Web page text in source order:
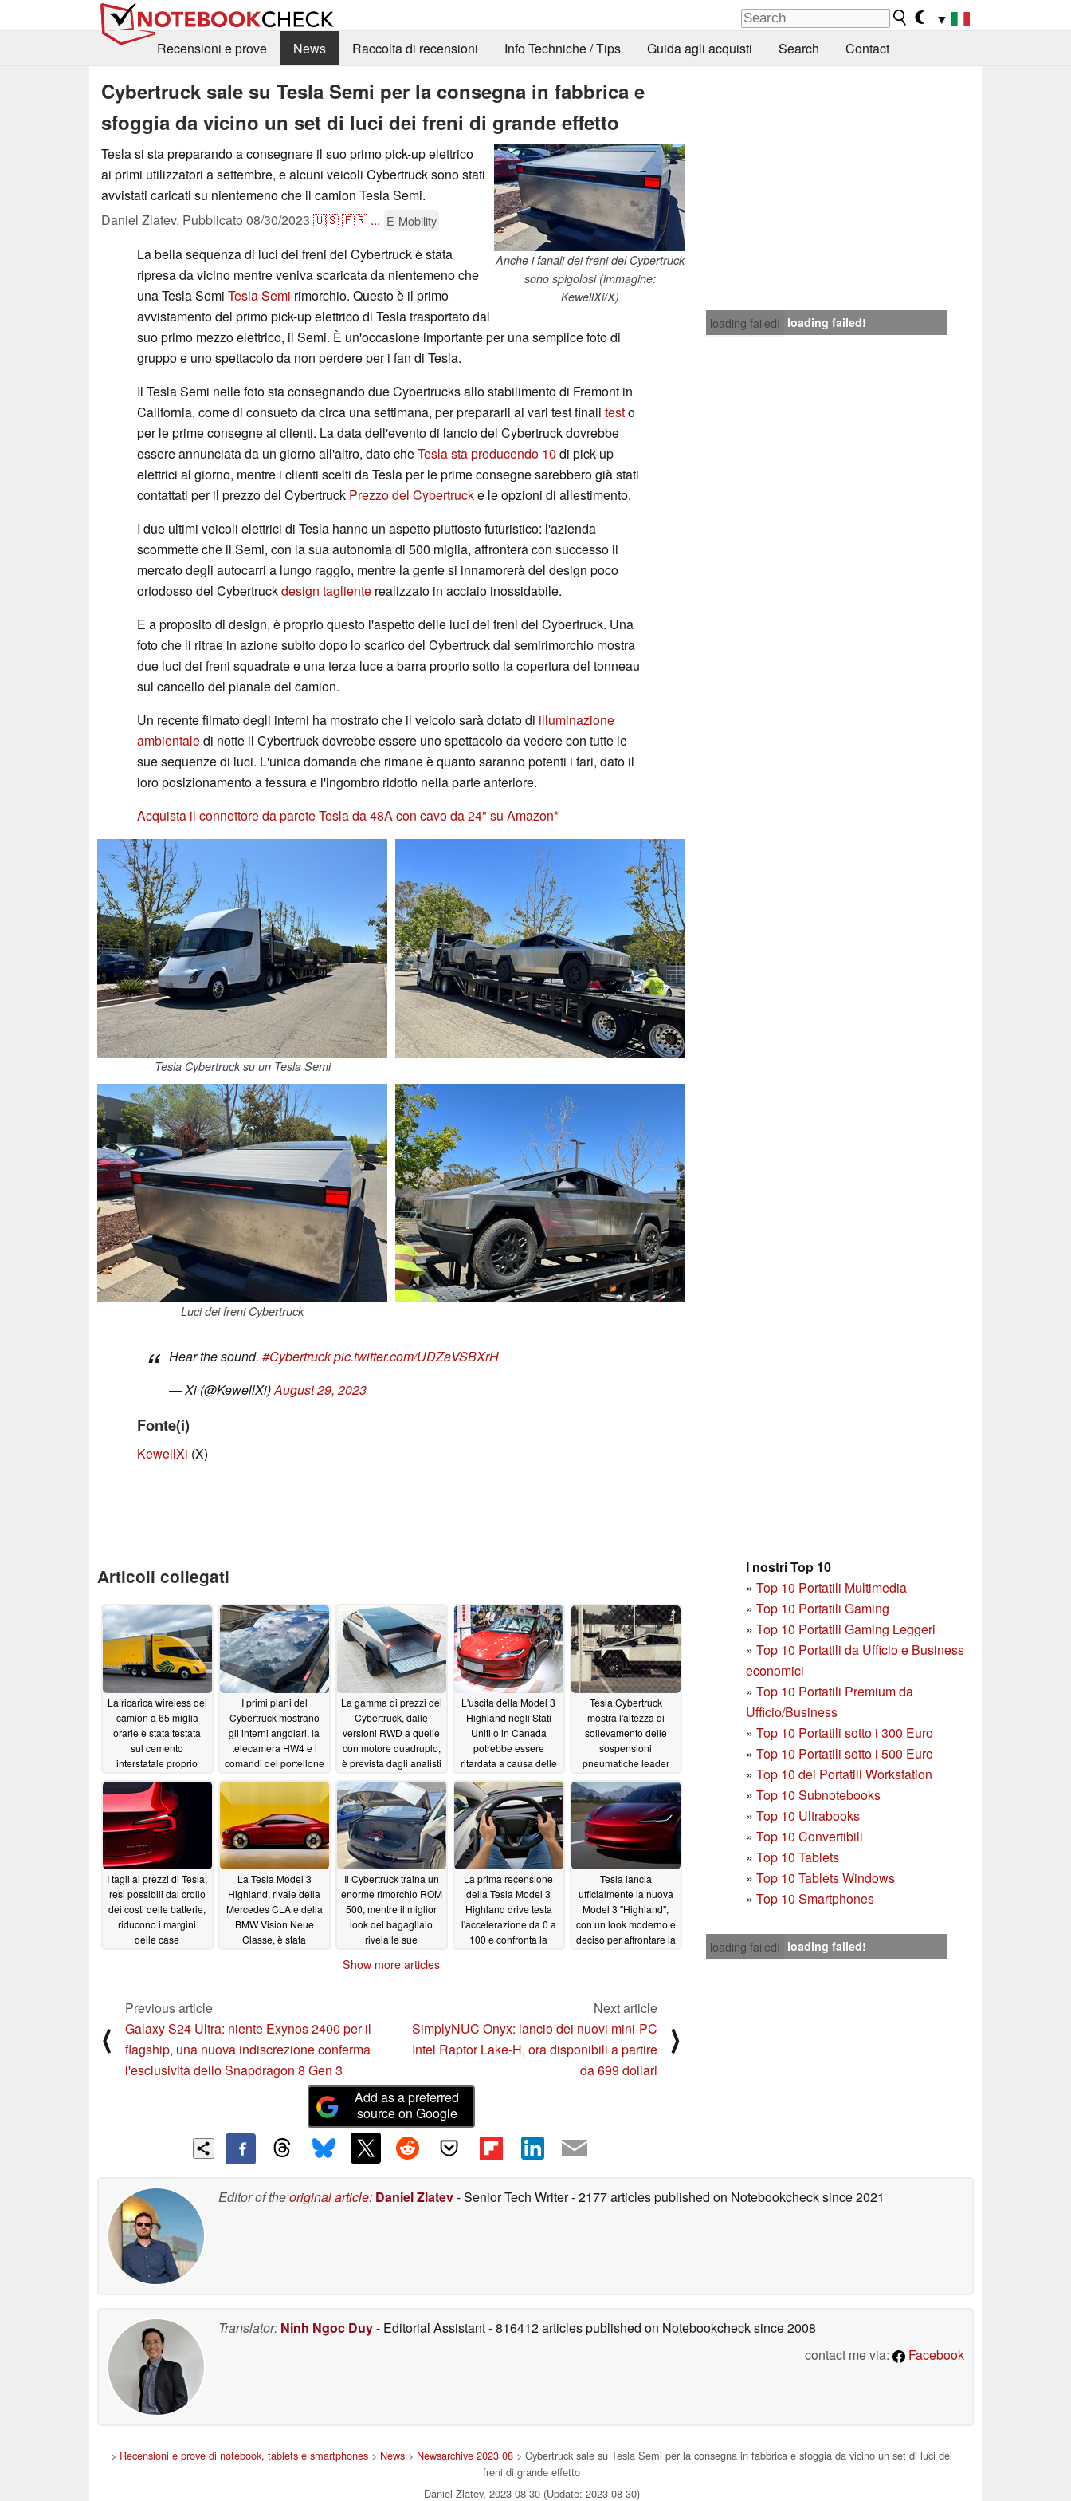
▼
Recensioni e prove
News Raccolta di recensioni Info Techniche / Tips Guida agli acquisti Search Contact
Cybertruck sale su Tesla Semi per la consegna in fabbrica e
sfoggia da vicino un set di luci dei freni di grande effetto
Anche i fanali dei freni del Cybertruck
sono spigolosi (immagine:
KewellXi/X)
Tesla si sta preparando a consegnare il suo primo pick-up elettrico
ai primi utilizzatori a settembre, e alcuni veicoli Cybertruck sono stati
avvistati caricati su nientemeno che il camion Tesla Semi.
Daniel Zlatev, Pubblicato 08/30/2023 🇺🇸🇫🇷 ... E-Mobility
loading failed! loading failed!
La bella sequenza di luci dei freni del Cybertruck è stata
ripresa da vicino mentre veniva scaricata da nientemeno che
una Tesla Semi Tesla Semi rimorchio. Questo è il primo
avvistamento del primo pick-up elettrico di Tesla trasportato dal
suo primo mezzo elettrico, il Semi. È un'occasione importante per una semplice foto di
gruppo e uno spettacolo da non perdere per i fan di Tesla.
Il Tesla Semi nelle foto sta consegnando due Cybertrucks allo stabilimento di Fremont in
California, come di consueto da circa una settimana, per prepararli ai vari test finali testo
per le prime consegne ai clienti. La data dell'evento di lancio del Cybertruck dovrebbe
essere annunciata da un giorno all'altro, dato cheTesla sta producendo 10 di pick-up
elettrici al giorno, mentre i clienti scelti da Tesla per le prime consegne sarebbero già stati
contattati per il prezzo del Cybertruck Prezzo del Cybertrucke le opzioni di allestimento.
I due ultimi veicoli elettrici di Tesla hanno un aspetto piuttosto futuristico: l'azienda
scommette che il Semi, con la sua autonomia di 500 miglia, affronterà con successo il
mercato degli autocarri a lungo raggio, mentre la gente si innamorerà del design poco
ortodosso del Cybertruckdesign tagliente realizzato in acciaio inossidabile.
E a proposito di design, è proprio questo l'aspetto delle luci dei freni del Cybertruck. Una
foto che li ritrae in azione subito dopo lo scarico del Cybertruck dal semirimorchio mostra
due luci dei freni squadrate e una terza luce a barra proprio sotto la copertura del tonneau
sul cancello del pianale del camion.
Un recente filmato degli interni ha mostrato che il veicolo sarà dotato di illuminazione
ambientaledi notte il Cybertruck dovrebbe essere uno spettacolo da vedere con tutte le
sue sequenze di luci. L'unica domanda che rimane è quanto saranno potenti i fari, dato il
loro posizionamento a fessura e l'ingombro ridotto nella parte anteriore.
Acquista il connettore da parete Tesla da 48A con cavo da 24" su Amazon
Tesla Cybertruck su un Tesla Semi
Luci dei freni Cybertruck
Hear the sound. #Cybertruckpic.twitter.com/UDZaVSBXrH
— Xi (@KewellXi)August 29, 2023
Fonte(i)
KewellXi (X)
I nostri Top 10
» Top 10 Portatili Multimedia
» Top 10 Portatili Gaming
» Top 10 Portatili Gaming Leggeri
» Top 10 Portatili da Ufficio e Business
economici
» Top 10 Portatili Premium da
Ufficio/Business
» Top 10 Portatili sotto i 300 Euro
» Top 10 Portatili sotto i 500 Euro
» Top 10 dei Portatili Workstation
» Top 10 Subnotebooks
» Top 10 Ultrabooks
» Top 10 Convertibili
» Top 10 Tablets
» Top 10 Tablets Windows
» Top 10 Smartphones
loading failed! loading failed!
Articoli collegati
La ricarica wireless dei
camion a 65 miglia
orarie è stata testata
sul cemento
interstatale proprio
l'autonomia di Tesla
Semi12/04/2025
I primi piani del
Cybertruck mostrano
gli interni angolari, la
telecamera HW4 e i
comandi del portellone
La gamma di prezzi dei
Cybertruck, dalle
versioni RWD a quelle
con motore quadruplo,
è prevista dagli analisti
autonomia e
accelerazione09/07/2023
L'uscita della Model 3
Highland negli Stati
Uniti o in Canada
potrebbe essere
ritardata a causa delle
dei crash test09/07/2023
Tesla Cybertruck
mostra l'altezza di
sollevamento delle
sospensioni
pneumatiche leader
ultime foto spia,
confermando le
dichiarazioni di
massima altezza da
terra
I tagli ai prezzi di Tesla,
resi possibili dal crollo
dei costi delle batterie,
riducono i margini
delle case
La Tesla Model 3
Highland, rivale della
Mercedes CLA e della
BMW Vision Neue
Classe, è stata
Il Cybertruck traina un
enorme rimorchio ROM
500, mentre il miglior
look del bagagliaio
rivela le sue
09/03/2023
La prima recensione
della Tesla Model 3
Highland drive testa
l'accelerazione da 0 a
100 e confronta la
Tesla lancia
ufficialmente la nuova
Model 3 "Highland",
con un look moderno e
deciso per affrontare la
Show more articles
⟨
Previous article
Galaxy S24 Ultra: niente Exynos 2400 per il
flagship, una nuova indiscrezione conferma
l'esclusività dello Snapdragon 8 Gen 3
Next article
SimplyNUC Onyx: lancio dei nuovi mini-PC
Intel Raptor Lake-H, ora disponibili a partire
da 699 dollari
⟩
Add as a preferred
source on Google
Editor of theoriginal article: Daniel Zlatev- Senior Tech Writer- 2177 articles published on Notebookchecksince 2021
Translator: Ninh Ngoc Duy- Editorial Assistant- 816412 articles published on Notebookchecksince 2008
contact me via:
Facebook
> Recensioni e prove di notebook, tablets e smartphones > News > Newsarchive 2023 08 > Cybertruck sale su Tesla Semi per la consegna in fabbrica e sfoggia da vicino un set di luci dei
freni di grande effetto
Daniel Zlatev, 2023-08-30 (Update: 2023-08-30)